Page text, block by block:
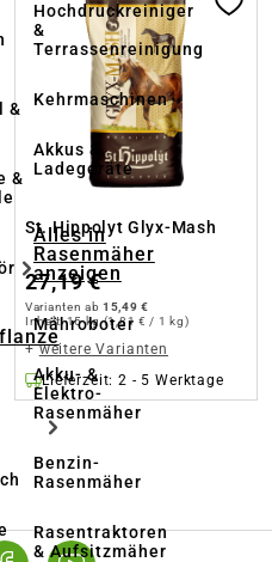
&
&
Hochdruckreiniger
&
Terrassenreinigung
Kehrmaschinen
Akkus &
Ladegeräte
Alles in
Rasenmäher
anzeigen
Mähroboter
Akku- &
Elektro-
Rasenmäher
Benzin-
Rasenmäher
Rasentraktoren
& Aufsitzmäher
St. Hippolyt Glyx-Mash
27,19 €
Varianten ab 15,49 €
Inhalt:15 kg(1,81 € / 1 kg)
+weitere Varianten
Lieferzeit: 2 - 5 Werktage